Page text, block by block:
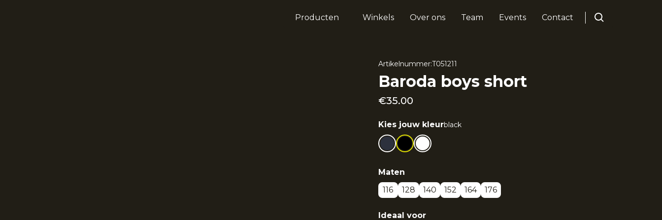
Producten Winkels Over ons Team Events Contact
Artikelnummer:T051211
Baroda boys short
€35.00
Kies jouw kleurblack
Maten
116
128 140 152 164 176
Ideaal voor